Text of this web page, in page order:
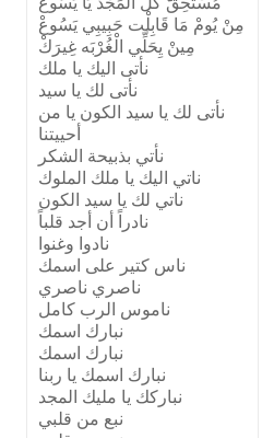
مِنْ يُومْ مَا قَابِلْت حَبِيبِي يَسُوعْ
مِينْ يِحَلِّي الْغُرْبَه غِيرَكْ
نأتى اليك يا ملك
نأتى لك يا سيد
نأتى لك يا سيد الكون يا من
أحييتنا
نأتي بذبيحة الشكر
ناتي اليك يا ملك الملوك
ناتي لك يا سيد الكون
نادراً أن أجد قلباً
نادوا وغنوا
ناس كتير على اسمك
ناصري ناصري
ناموس الرب كامل
نبارك اسمك
نبارك اسمك
نبارك اسمك يا ربنا
نباركك يا مليك المجد
نبع من قلبي